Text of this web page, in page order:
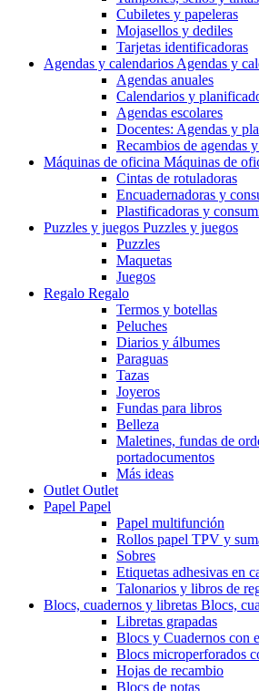
Cubiletes y papeleras
Mojasellos y dediles
Tarjetas identificadoras
Agendas y calendarios Agendas y
Agendas anuales
Calendarios y
Agendas escolares
Docentes: Agendas y
Recambios de agendas
Máquinas de oficina Máquinas de
Cintas de rotuladoras
Encuadernadoras y
Plastificadoras y
Puzzles y juegos Puzzles y juegos
Puzzles
Maquetas
Juegos
Regalo Regalo
Termos y botellas
Peluches
Diarios y álbumes
Paraguas
Tazas
Joyeros
Fundas para libros
Belleza
Maletines, fundas de
portadocumentos
Más ideas
Outlet Outlet
Papel Papel
Papel multifunción
Rollos papel TPV y
Sobres
Etiquetas adhesivas en
Talonarios y libros de
Blocs, cuadernos y libretas Blocs,
Libretas grapadas
Blocs y Cuadernos con
Blocs microperforados
Hojas de recambio
Blocs de notas